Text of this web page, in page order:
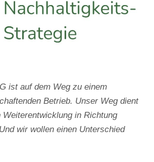
ist auf dem Weg zu einem
Betrieb. Unser Weg dient
Weiterentwicklung in Richtung
wir wollen einen Unterschied